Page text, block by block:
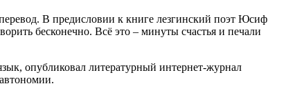
В предисловии к книге лезгинский поэт Юсиф
бесконечно. Всё это – минуты счастья и печали
опубликовал литературный интернет-журнал